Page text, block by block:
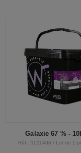
Galaxie 67 % -
Réf : 1121406 / Lot de 1